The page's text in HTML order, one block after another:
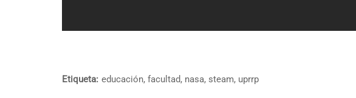
Etiqueta: educación, facultad, nasa, steam, uprrp